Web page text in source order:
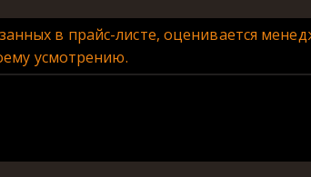
в прайс-листе, оценивается
усмотрению.